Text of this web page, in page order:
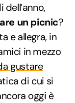
un picnic?
e allegra, in
in mezzo
gustare
di cui si
oggi è